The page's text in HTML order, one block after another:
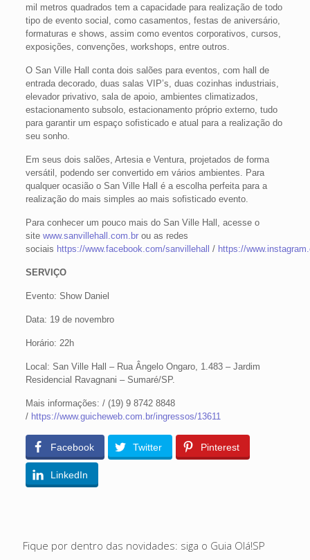
mil metros quadrados tem a capacidade para realização de todo
tipo de evento social, como casamentos, festas de aniversário,
formaturas e shows, assim como eventos corporativos, cursos,
exposições, convenções, workshops, entre outros.
O San Ville Hall conta dois salões para eventos, com hall de
entrada decorado, duas salas VIP’s, duas cozinhas industriais,
elevador privativo, sala de apoio, ambientes climatizados,
estacionamento subsolo, estacionamento próprio externo, tudo
para garantir um espaço sofisticado e atual para a realização do
seu sonho.
Em seus dois salões, Artesia e Ventura, projetados de forma
versátil, podendo ser convertido em vários ambientes. Para
qualquer ocasião o San Ville Hall é a escolha perfeita para a
realização do mais simples ao mais sofisticado evento.
Para conhecer um pouco mais do San Ville Hall, acesse o
site www.sanvillehall.com.brou as redes
sociais https://www.facebook.com/sanvillehall / https://
SERVIÇO
Evento: Show Daniel
Data: 19 de novembro
Horário: 22h
Local: San Ville Hall – Rua Ângelo Ongaro, 1.483 – Jardim
Residencial Ravagnani – Sumaré/SP.
Mais informações: / (19) 9 8742 8848
/ https://www.guicheweb.com.br/ingressos/13611
Facebook Twitter Pinterest
LinkedIn
Fique por dentro das novidades: siga o Guia Olá!SP